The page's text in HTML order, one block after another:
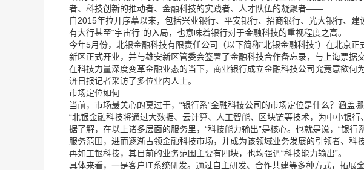
者、科技创新的推动者、金融科技的实践者、人才队伍的凝聚者——
自2015年拉开序幕以来，包括兴业银行、平安银行、招商银行、光大银行、
有大行甚至“宇宙行”的入局，也意味着银行对于金融科技的重视程度之高。
今年5月份，北银金融科技有限责任公司（以下简称“北银金融科技”）在北京
新区正式开业，并与雄安新区管委会签署了金融科技合作备忘录，与上海票据
在科技力量深度变革金融业态的当下，商业银行成立金融科技公司究竟意欲
济日报记者采访了多位业内人士。
市场定位如何
当前，市场最关心的莫过于，“银行系”金融科技公司的市场定位是什么？涵盖哪
“北银金融科技将通过大数据、云计算、人工智能、区块链等技术，为中小银
据了解，在以上诸多层面的服务里，“科技能力输出”是核心。也就是说，“银
服务范围，进而逐渐占领金融科技市场，并成为该领域业务发展的引领者、科
再如工银科技，其目前的业务范围主要有四块，也均强调“科技能力输出”。
具体来看，一是客户IT系统研发。通过自主研发、合作共建等多种方式，拓展